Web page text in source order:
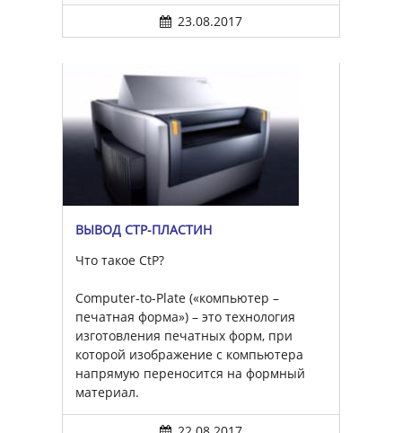
23.08.2017
ВЫВОД CTP-ПЛАСТИН
Что такое CtP?
Computer-to-Plate («компьютер –
печатная форма») – это технология
изготовления печатных форм, при
которой изображение с компьютера
напрямую переносится на формный
материал.